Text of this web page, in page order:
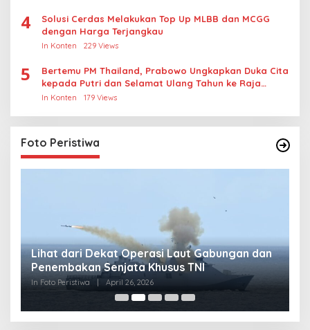
4
Solusi Cerdas Melakukan Top Up MLBB dan MCGG
dengan Harga Terjangkau
In Konten 229 Views
5
Bertemu PM Thailand, Prabowo Ungkapkan Duka Cita
kepada Putri dan Selamat Ulang Tahun ke Raja
Thailand
In Konten 179 Views
Foto Peristiwa
Lihat dari Dekat Operasi Laut Gabungan dan
Penembakan Senjata Khusus TNI
In Foto Peristiwa April 26, 2026